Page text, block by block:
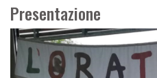
Presentazione